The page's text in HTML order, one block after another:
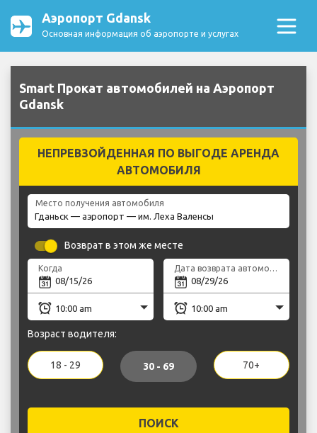
Аэропорт Gdansk
Основная информация об аэропорте и услугах
Smart Прокат автомобилей на Аэропорт
Gdansk
НЕПРЕВЗОЙДЕННАЯ ПО ВЫГОДЕ АРЕНДА
АВТОМОБИЛЯ
Место получения автомобиля
Возврат в этом же месте
Когда Дата возврата автомобиля
Возраст водителя:
18 - 29 30 - 69 70+
ПОИСК